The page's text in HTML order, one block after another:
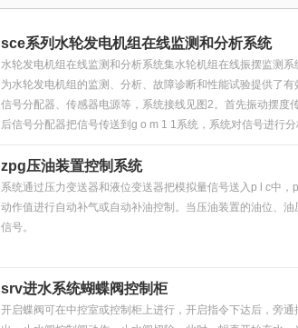
sce系列水轮发电机组在线监测和分析系统
水轮发电机组在线监测和分析系统集水轮机组在线振摆监测
为水轮发电机组的监测、分析、故障诊断和性能试验提供了
信号分配器、传感器电源等，系统接线见图2。首先振动摆度
后信号分配器把信号传送到g o m 1 1系统，系统对信号进行分
zpg压油装置控制系统
系统通过压力变送器和液位变送器把模拟量信号送入p l c中
动作值进行自动补气或自动补油控制。当压油装置的油位、
信号。
srv进水系统蝴蝶阀控制柜
开启蝶阀可在中控室或控制柜上进行，开启指令下达后，旁